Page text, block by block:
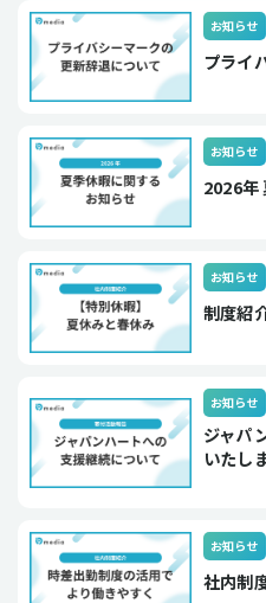
お知らせ
プライ
お知らせ
2026年
お知らせ
制度紹
お知らせ
ジャパ
いたし
お知らせ
社内制